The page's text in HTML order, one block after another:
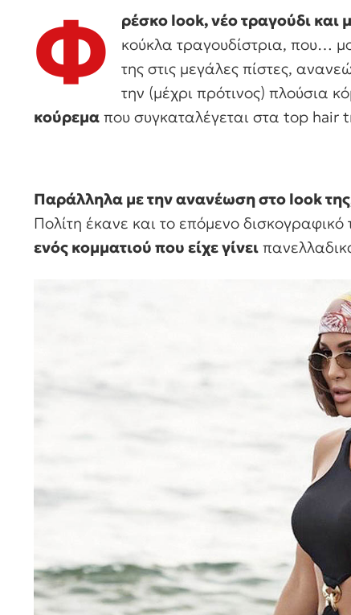
Φ ρέσκο look, νέο τραγούδι και
κούκλα τραγουδίστρια, που…
της στις μεγάλες πίστες,
την (μέχρι πρότινος) πλούσια
κούρεμα που συγκαταλέγεται στα top hair
Παράλληλα με την ανανέωση στο look
Πολίτη έκανε και το επόμενο δισκογραφικό
ενός κομματιού που είχε γίνει